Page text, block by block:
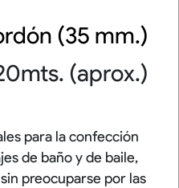
(35 mm.)
(aprox.)
para la confección
de baño y de baile,
preocuparse por las